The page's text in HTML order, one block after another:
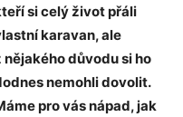
si celý život přáli
karavan, ale
nějakého důvodu si ho
nemohli dovolit.
pro vás nápad, jak